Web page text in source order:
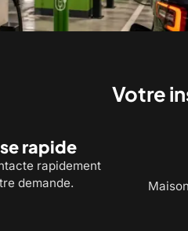
Votre
rapide
rapidement
demande.